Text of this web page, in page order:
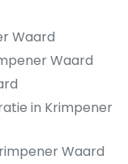
Waard
Waard
in Krimpener
Waard